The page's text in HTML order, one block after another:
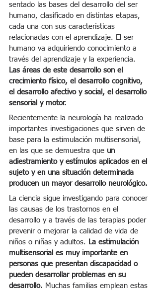
sentado las bases del desarrollo del ser
humano, clasificado en distintas etapas,
cada una con sus características
relacionadas con el aprendizaje. El ser
humano va adquiriendo conocimiento a
través del aprendizaje y la experiencia.
Las áreas de este desarrollo son el
crecimiento físico, el desarrollo cognitivo,
el desarrollo afectivo y social, el desarrollo
sensorial y motor.
Recientemente la neurología ha realizado
importantes investigaciones que sirven de
base para la estimulación multisensorial,
en las que se demuestra que un
adiestramiento y estímulos aplicados en el
sujeto y en una situación determinada
producen un mayor desarrollo neurológico.
La ciencia sigue investigando para conocer
las causas de los trastornos en el
desarrollo y a través de las terapias poder
prevenir o mejorar la calidad de vida de
niños o niñas y adultos. La estimulación
multisensorial es muy importante en
personas que presentan discapacidad o
pueden desarrollar problemas en su
desarrollo. Muchas familias emplean estas